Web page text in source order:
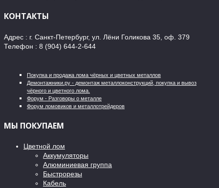
КОНТАКТЫ
Адрес : г. Санкт-Петербург, ул. Лёни Голикова 35, оф. 379
Телефон : 8 (904) 644-2-644
Покупка и продажа лома чёрных и цветных металлов
Демонтажники.ру - демонтаж металлоконструкций, покупка и вывоз
чёрного и цветного лома.
Форум - Разговоры о металле
Форум ломовиков и металлотрейдеров
МЫ ПОКУПАЕМ
Цветной лом
Аккумуляторы
Алюминиевая группа
Быстрорезы
Кабель